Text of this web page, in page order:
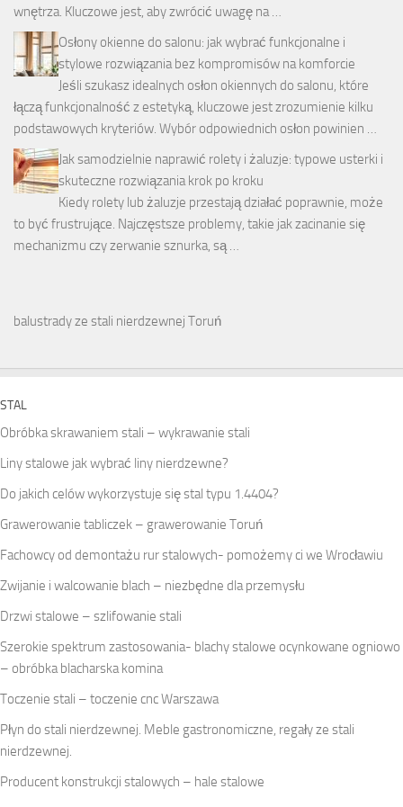
wnętrza. Kluczowe jest, aby zwrócić uwagę na …
Osłony okienne do salonu: jak wybrać funkcjonalne i
stylowe rozwiązania bez kompromisów na komforcie
Jeśli szukasz idealnych osłon okiennych do salonu, które
łączą funkcjonalność z estetyką, kluczowe jest zrozumienie kilku
podstawowych kryteriów. Wybór odpowiednich osłon powinien …
Jak samodzielnie naprawić rolety i żaluzje: typowe usterki i
skuteczne rozwiązania krok po kroku
Kiedy rolety lub żaluzje przestają działać poprawnie, może
to być frustrujące. Najczęstsze problemy, takie jak zacinanie się
mechanizmu czy zerwanie sznurka, są …
balustrady ze stali nierdzewnej Toruń
STAL
Obróbka skrawaniem stali – wykrawanie stali
Liny stalowe jak wybrać liny nierdzewne?
Do jakich celów wykorzystuje się stal typu 1.4404?
Grawerowanie tabliczek – grawerowanie Toruń
Fachowcy od demontażu rur stalowych- pomożemy ci we Wrocławiu
Zwijanie i walcowanie blach – niezbędne dla przemysłu
Drzwi stalowe – szlifowanie stali
Szerokie spektrum zastosowania- blachy stalowe ocynkowane ogniowo
– obróbka blacharska komina
Toczenie stali – toczenie cnc Warszawa
Płyn do stali nierdzewnej. Meble gastronomiczne, regały ze stali
nierdzewnej.
Producent konstrukcji stalowych – hale stalowe